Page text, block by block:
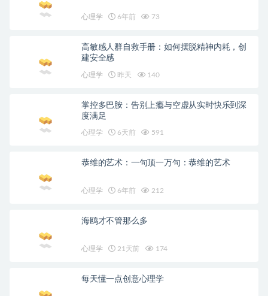
心理学 6年前 73
高敏感人群自救手册：如何摆脱精神内耗，创
建安全感
心理学 昨天 140
掌控多巴胺：告别上瘾与空虚从实时快乐到深
度满足
心理学 6天前 591
恭维的艺术：一句顶一万句：恭维的艺术
心理学 6年前 212
海鸥才不管那么多
心理学 21天前 174
每天懂一点创意心理学